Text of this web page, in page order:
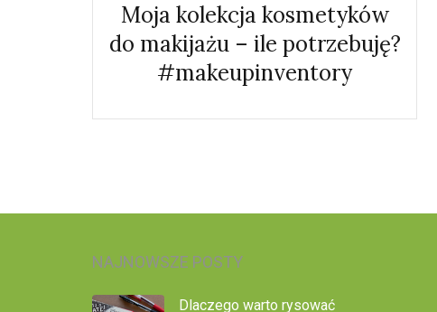
Moja kolekcja kosmetyków
do makijażu – ile potrzebuję?
#makeupinventory
NAJNOWSZE POSTY
Dlaczego warto rysować